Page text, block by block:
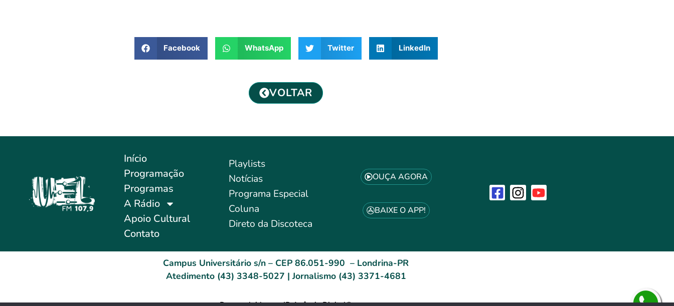
Facebook WhatsApp Twitter LinkedIn
VOLTAR
Início
Programação
Programas
A Rádio
Apoio Cultural
Contato
Playlists
Notícias
Programa Especial
Coluna
Direto da Discoteca
OUÇA AGORA
BAIXE O APP!
Campus Universitário s/n – CEP 86.051-990 – Londrina-PR
Atedimento (43) 3348-5027 | Jornalismo (43) 3371-4681